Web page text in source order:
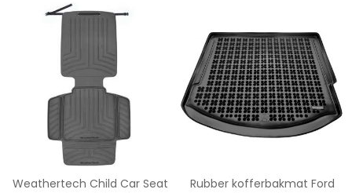
Weathertech Child Car Seat
Rubber kofferbakmat Ford